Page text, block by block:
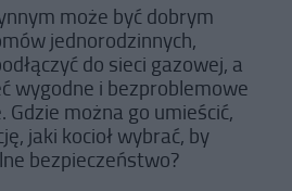
może być dobrym
jednorodzinnych,
do sieci gazowej, a
wygodne i bezproblemowe
można go umieścić,
jaki kocioł wybrać, by
bezpieczeństwo?